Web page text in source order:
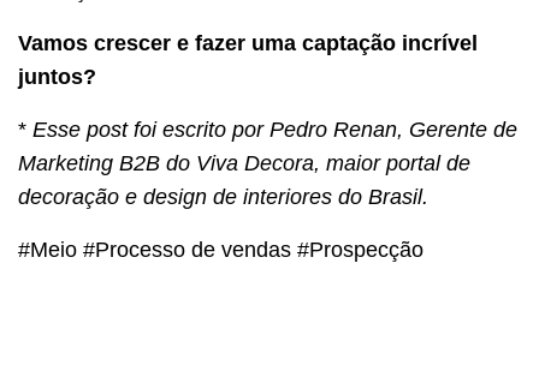
Vamos crescer e fazer uma captação incrível
juntos?
* Esse post foi escrito por Pedro Renan, Gerente de
Marketing B2B do Viva Decora, maior portal de
decoração e design de interiores do Brasil.
#Meio #Processo de vendas #Prospecção